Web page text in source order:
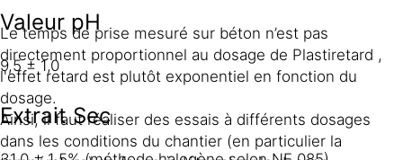
Valeur pH
9,5 ± 1,0
Extrait Sec
Le temps de prise mesuré sur béton n’est pas
directement proportionnel au dosage de Plastiretard ,
l'effet retard est plutôt exponentiel en fonction du
dosage.
Ainsi, il faut réaliser des essais à différents dosages
dans les conditions du chantier (en particulier la